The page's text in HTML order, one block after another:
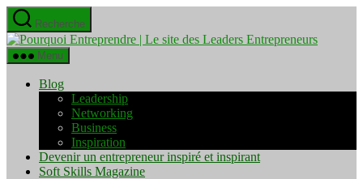
Aller
au
contenu
Recherche
Pourquoi
Menu
Blog
Leadership
Networking
Business
Inspiration
Devenir un entrepreneur inspiré et inspirant
Soft Skills Magazine